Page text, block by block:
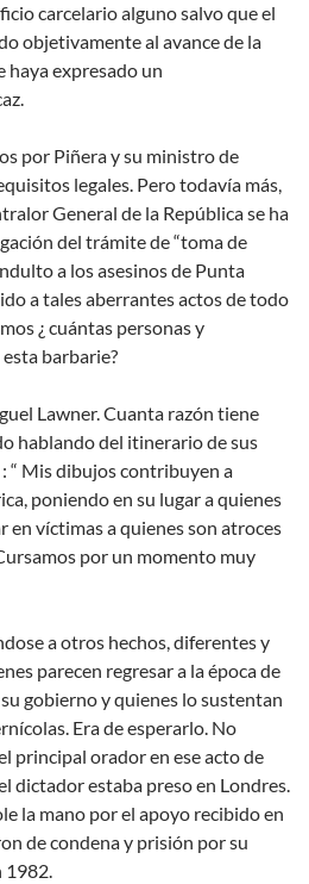
carcelario alguno salvo que el
objetivamente al avance de la
haya expresado un
por Piñera y su ministro de
legales. Pero todavía más,
General de la República se ha
del trámite de “toma de
a los asesinos de Punta
a tales aberrantes actos de todo
¿ cuántas personas y
barbarie?
Lawner. Cuanta razón tiene
hablando del itinerario de sus
“ Mis dibujos contribuyen a
poniendo en su lugar a quienes
en víctimas a quienes son atroces
por un momento muy
a otros hechos, diferentes y
parecen regresar a la época de
gobierno y quienes lo sustentan
Era de esperarlo. No
principal orador en ese acto de
dictador estaba preso en Londres.
la mano por el apoyo recibido en
de condena y prisión por su
1982.